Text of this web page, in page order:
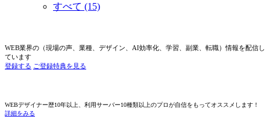
すべて (15)
WEB業界の（現場の声、業種、デザイン、AI効率化、学習、副業、転職）情報を配信し
ています
登録する ご登録特典を見る
WEBデザイナー歴10年以上、利用サーバー10種類以上のプロが自信をもってオススメします！
詳細をみる